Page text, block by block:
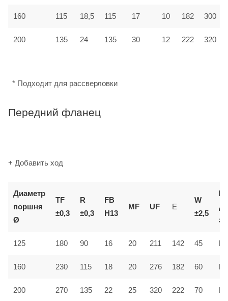
160 115 18,5 115 17 10 182 300
200 135 24 135 30 12 222 320
* Подходит для рассверловки
Передний фланец
+ Добавить ход
Диаметр
поршня
Ø
TF
±0,3
R
±0,3
FB
H13
MF UF E
W
±2,5
125 180 90 16 20 211 142 45
160 230 115 18 20 276 182 60
200 270 135 22 25 320 222 70